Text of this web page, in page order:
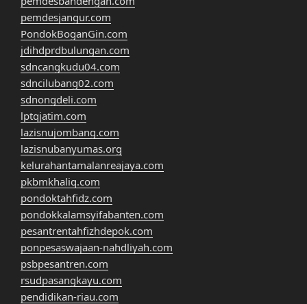
pemdesjangur.com
PondokBoganGin.com
jdihdprdbulungan.com
sdncangkudu04.com
sdncilubang02.com
sdnongdeli.com
lptqjatim.com
lazisnujombang.com
lazisnubanyumas.org
kelurahantamalanreajaya.com
pkbmkhaliq.com
pondoktahfidz.com
pondokkalamsyifabanten.com
pesantrentahfizhdepok.com
ponpesaswajaan-nahdliyah.com
psbpesantren.com
rsudpasangkayu.com
pendidikan-riau.com